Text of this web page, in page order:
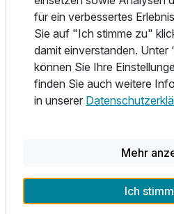
Als Genießer:in sind Sie bei uns
reichhaltigen Frühstücksbuffet,
Mittagessen oder beim
verwöhnen Sie im Wirtshaus, im
unserer Terrasse mit Blick in den
Prise Burgenland ist immer mit
Das Wirtshaus kann auch
österreichischen und
sowie Köstlichkeiten aus dem
für ein verbessertes
Sie auf "Ich stimme zu"
damit einverstanden. Unter
können Sie Ihre
finden Sie auch weitere
in unserer
Mehr
Ich